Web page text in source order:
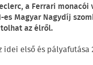
a Ferrari monacói
es Magyar Nagydíj
az élről.
idei első és pályafutása